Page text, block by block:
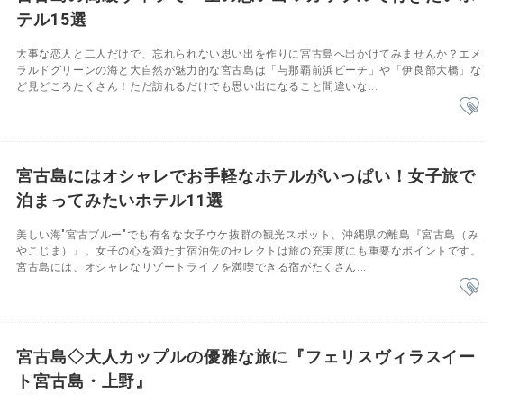
テル15選
大事な恋人と二人だけで、忘れられない思い出を作りに宮古島へ出かけてみませんか？エメ
ラルドグリーンの海と大自然が魅力的な宮古島は「与那覇前浜ビーチ」や「伊良部大橋」な
ど見どころたくさん！ただ訪れるだけでも思い出になること間違いな...
宮古島にはオシャレでお手軽なホテルがいっぱい！女子旅で
泊まってみたいホテル11選
美しい海"宮古ブルー"でも有名な女子ウケ抜群の観光スポット、沖縄県の離島『宮古島（み
やこじま）』。女子の心を満たす宿泊先のセレクトは旅の充実度にも重要なポイントです。
宮古島には、オシャレなリゾートライフを満喫できる宿がたくさん...
宮古島◇大人カップルの優雅な旅に『フェリスヴィラスイー
ト宮古島・上野』